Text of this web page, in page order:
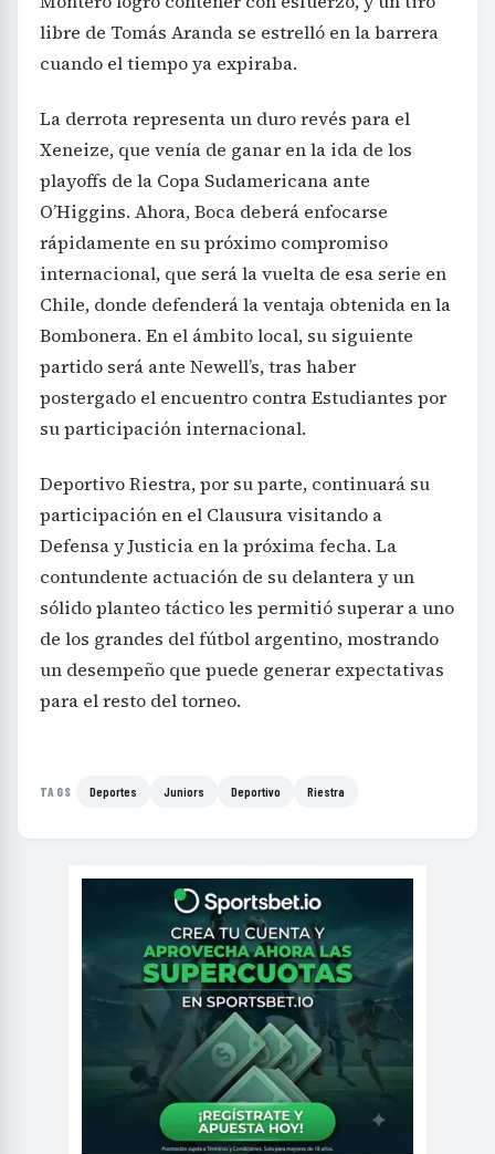
libre de Tomás Aranda se estrelló en la barrera
cuando el tiempo ya expiraba.
La derrota representa un duro revés para el
Xeneize, que venía de ganar en la ida de los
playoffs de la Copa Sudamericana ante
O’Higgins. Ahora, Boca deberá enfocarse
rápidamente en su próximo compromiso
internacional, que será la vuelta de esa serie en
Chile, donde defenderá la ventaja obtenida en la
Bombonera. En el ámbito local, su siguiente
partido será ante Newell’s, tras haber
postergado el encuentro contra Estudiantes por
su participación internacional.
Deportivo Riestra, por su parte, continuará su
participación en el Clausura visitando a
Defensa y Justicia en la próxima fecha. La
contundente actuación de su delantera y un
sólido planteo táctico les permitió superar a uno
de los grandes del fútbol argentino, mostrando
un desempeño que puede generar expectativas
para el resto del torneo.
TAGS Deportes Juniors Deportivo Riestra